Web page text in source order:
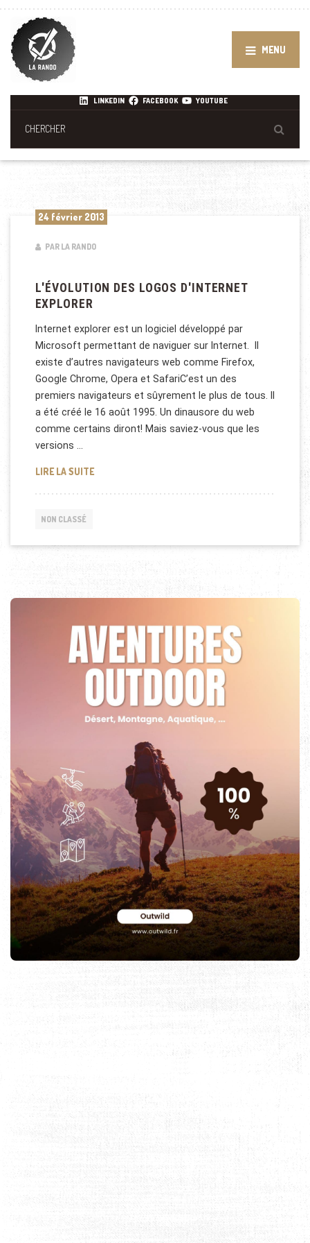
MENU
LINKEDIN FACEBOOK YOUTUBE
24 février 2013
PAR LA RANDO
L'ÉVOLUTION DES LOGOS D'INTERNET
EXPLORER
Internet explorer est un logiciel développé par
Microsoft permettant de naviguer sur Internet. Il
existe d’autres navigateurs web comme Firefox,
Google Chrome, Opera et SafariC’est un des
premiers navigateurs et sûyrement le plus de tous. Il
a été créé le 16 août 1995. Un dinausore du web
comme certains diront! Mais saviez-vous que les
versions …
LIRE LA SUITEL'ÉVOLUTION DES LOGOS D'INTERNET EXPLORER
NON CLASSÉ